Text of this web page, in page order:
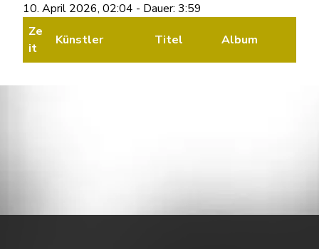
10. April 2026, 02:04 - Dauer: 3:59
Ze
it
Künstler Titel Album